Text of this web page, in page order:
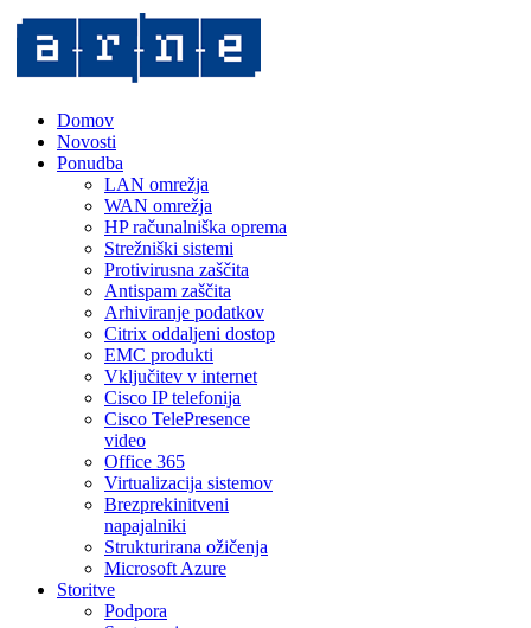
Domov
Novosti
Ponudba
LAN omrežja
WAN omrežja
HP računalniška oprema
Strežniški sistemi
Protivirusna zaščita
Antispam zaščita
Arhiviranje podatkov
Citrix oddaljeni dostop
EMC produkti
Vključitev v internet
Cisco IP telefonija
Cisco TelePresence
video
Office 365
Virtualizacija sistemov
Brezprekinitveni
napajalniki
Strukturirana ožičenja
Microsoft Azure
Storitve
Podpora